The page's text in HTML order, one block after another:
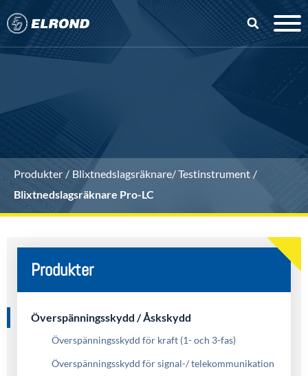
Produkter
Blixtnedslagsräknare/ Testinstrument
Blixtnedslagsräknare Pro-LC
Produkter
Överspänningsskydd / Åskskydd
Överspänningsskydd för kraft (1- och 3-fas)
Överspänningsskydd för signal-/ telekommunikation